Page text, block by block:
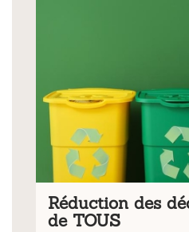
Réduction des
de TOUS